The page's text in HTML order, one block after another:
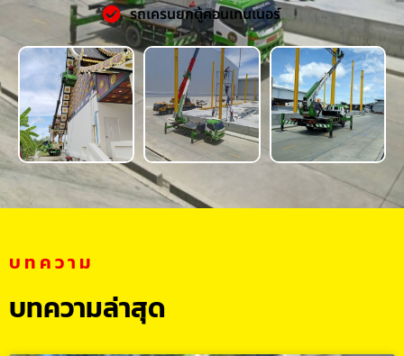
รถเครนยกตู้คอนเทนเนอร์
บทความ
บทความล่าสุด